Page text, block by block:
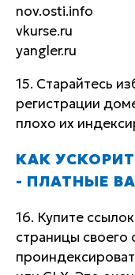
nov.osti.info
vkurse.ru
yangler.ru
15. Старайтесь
регистрации
плохо их
КАК
- ПЛАТНЫЕ
16. Купите
страницы своего